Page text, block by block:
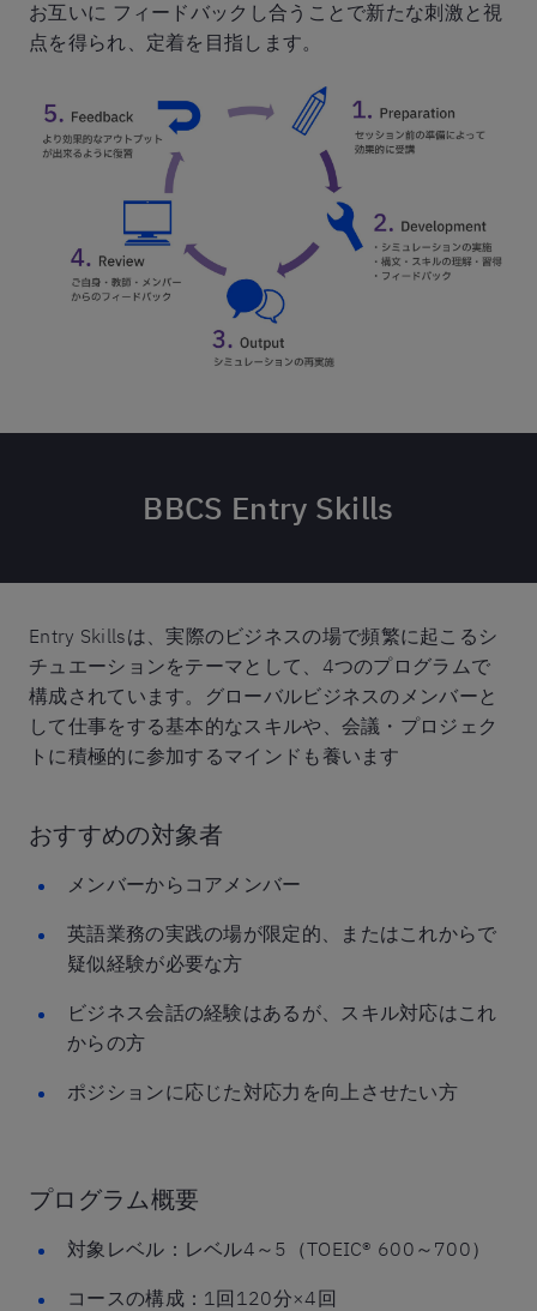
お互いに フィードバックし合うことで新たな刺激と視
点を得られ、定着を目指します。
BBCS Entry Skills
Entry Skillsは、実際のビジネスの場で頻繁に起こるシ
チュエーションをテーマとして、4つのプログラムで
構成されています。グローバルビジネスのメンバーと
して仕事をする基本的なスキルや、会議・プロジェク
トに積極的に参加するマインドも養います
おすすめの対象者
メンバーからコアメンバー
英語業務の実践の場が限定的、またはこれからで
疑似経験が必要な方
ビジネス会話の経験はあるが、スキル対応はこれ
からの方
ポジションに応じた対応力を向上させたい方
プログラム概要
対象レベル：レベル4～5（TOEIC® 600～700）
コースの構成：1回120分×4回